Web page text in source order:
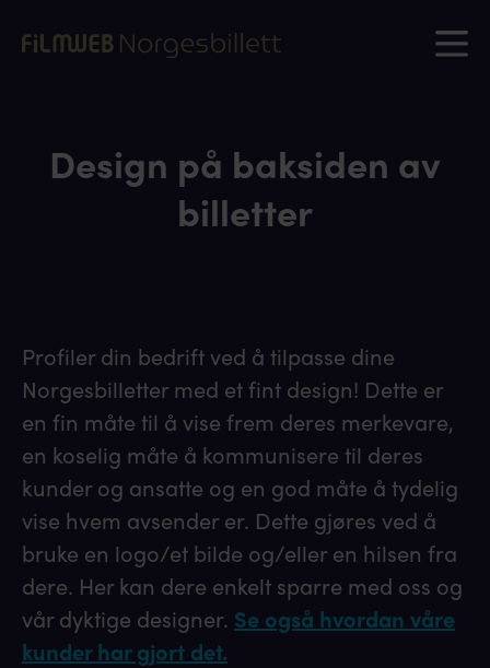
Design på baksiden av
billetter
Profiler din bedrift ved å tilpasse dine
Norgesbilletter med et fint design! Dette er
en fin måte til å vise frem deres merkevare,
en koselig måte å kommunisere til deres
kunder og ansatte og en god måte å tydelig
vise hvem avsender er. Dette gjøres ved å
bruke en logo/et bilde og/eller en hilsen fra
dere. Her kan dere enkelt sparre med oss og
vår dyktige designer. Se også hvordan våre
kunder har gjort det.